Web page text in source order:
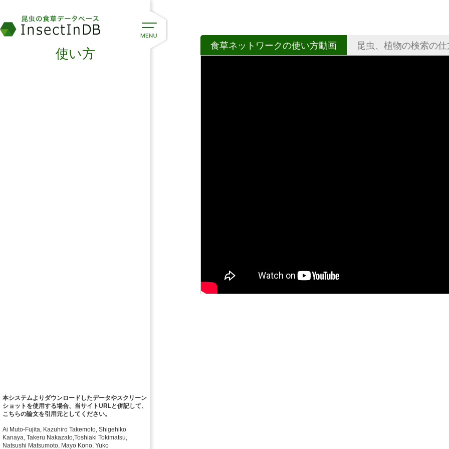
食草ネットワークの使い方動画 昆虫、植物の検索の
使い方
本システムよりダウンロードしたデータやスクリーン
ショットを使用する場合、当サイトURLと併記して、
こちらの論文を引用元としてください。
Ai Muto-Fujita, Kazuhiro Takemoto, Shigehiko
Kanaya, Takeru Nakazato,Toshiaki Tokimatsu,
Natsushi Matsumoto, Mayo Kono, Yuko